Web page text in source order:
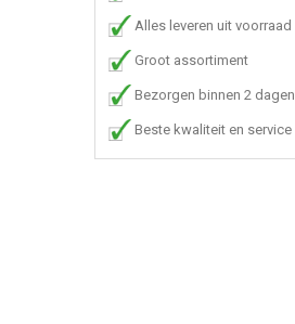
Alles leveren uit voorraad
Groot assortiment
Bezorgen binnen 2 dagen
Beste kwaliteit en service